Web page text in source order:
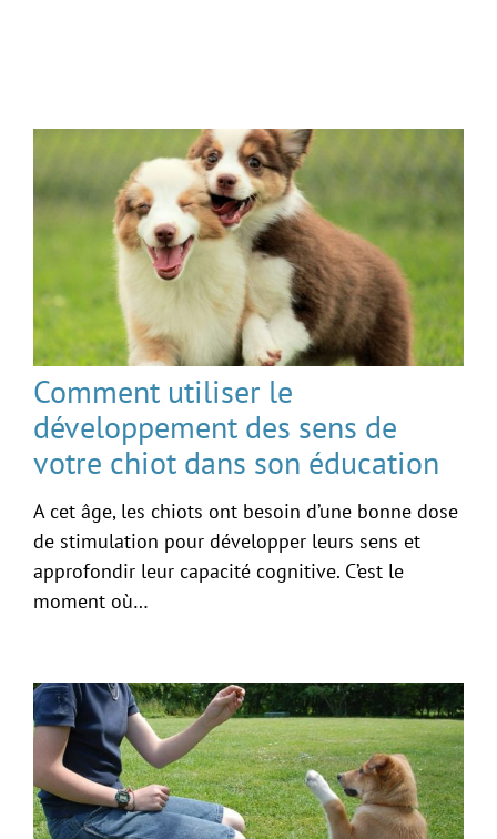
Comment utiliser le
développement des sens de
votre chiot dans son éducation
A cet âge, les chiots ont besoin d’une bonne dose
de stimulation pour développer leurs sens et
approfondir leur capacité cognitive. C’est le
moment où…